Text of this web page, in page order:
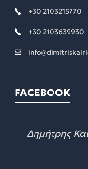
+30 2103215770
+30 2103639930
FACEBOOK
Δημήτρης